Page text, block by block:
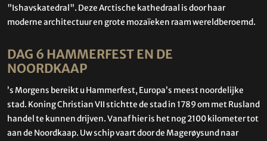
"Ishavskatedral". Deze Arctische kathedraal is door haar
moderne architectuur en grote mozaïeken raam wereldberoemd.
DAG 6 HAMMERFEST EN DE
NOORDKAAP
’s Morgens bereikt u Hammerfest, Europa’s meest noordelijke
stad. Koning Christian VII stichtte de stad in 1789 om met Rusland
handel te kunnen drijven. Vanaf hier is het nog 2100 kilometer tot
aan de Noordkaap. Uw schip vaart door de Magerøysund naar